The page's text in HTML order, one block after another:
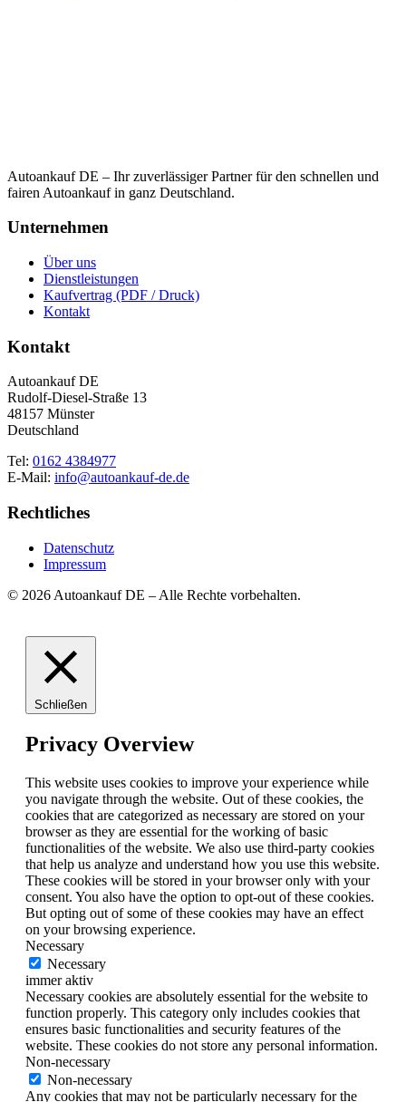
Autoankauf DE – Ihr zuverlässiger Partner für den schnellen und
fairen Autoankauf in ganz Deutschland.
Unternehmen
Über uns
Dienstleistungen
Kaufvertrag (PDF / Druck)
Kontakt
Kontakt
Autoankauf DE
Rudolf-Diesel-Straße 13
48157 Münster
Deutschland
Tel: 0162 4384977
E-Mail: info@autoankauf-de.de
Rechtliches
Datenschutz
Impressum
© 2026 Autoankauf DE – Alle Rechte vorbehalten.
Schließen
Privacy Overview
This website uses cookies to improve your experience while
you navigate through the website. Out of these cookies, the
cookies that are categorized as necessary are stored on your
browser as they are essential for the working of basic
functionalities of the website. We also use third-party cookies
that help us analyze and understand how you use this website.
These cookies will be stored in your browser only with your
consent. You also have the option to opt-out of these cookies.
But opting out of some of these cookies may have an effect
on your browsing experience.
Necessary
Necessary
immer aktiv
Necessary cookies are absolutely essential for the website to
function properly. This category only includes cookies that
ensures basic functionalities and security features of the
website. These cookies do not store any personal information.
Non-necessary
Non-necessary
Any cookies that may not be particularly necessary for the